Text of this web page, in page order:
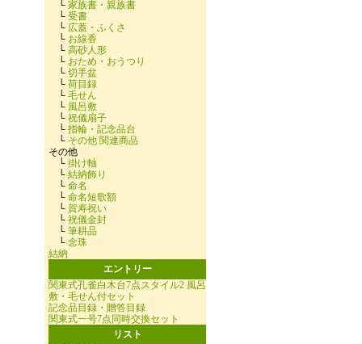
└ 家族書・親族書
└ 受書
└ 広蓋・ふくさ
└ お線香
└ 高砂人形
└ おため・おうつり
└ 切手盆
└ 荷目録
└ 毛せん
└ 風呂敷
└ 祝儀扇子
└ 指輪・記念品台
└ その他 関連商品
その他
└ 掛け軸
└ 結納飾り
└ 命名
└ 命名短歌額
└ 賀寿祝い
└ 祝儀金封
└ 筆耕品
└ 念珠
結納
エントリー
関東式孔雀白木台7点スタイル2 風呂
敷・毛せん付セット
記念品目録・贈答目録
関東式一号7点同時交換セット
リスト